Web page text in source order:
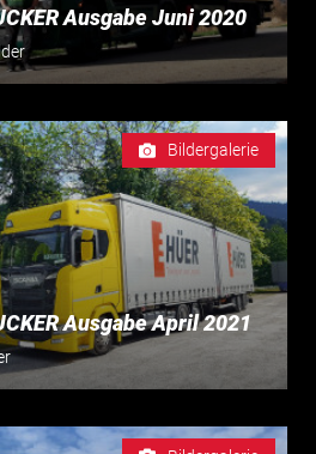
Ausgabe Juni 2020
Bildergalerie
Ausgabe April 2021